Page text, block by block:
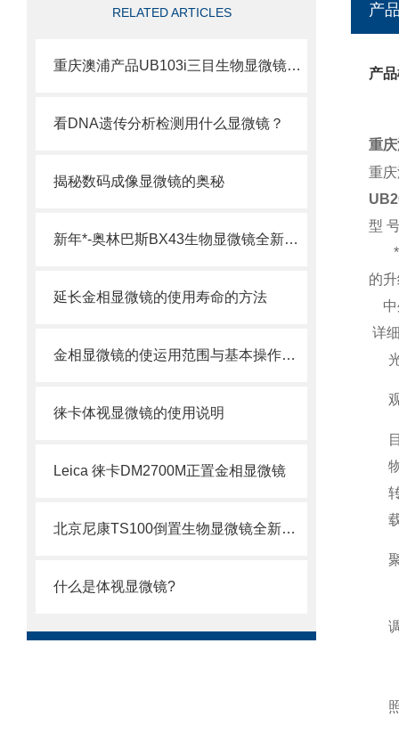
RELATED ARTICLES
重庆澳浦产品UB103i三目生物显微镜澳浦UB103i显微镜
看DNA遗传分析检测用什么显微镜？
揭秘数码成像显微镜的奥秘
新年*-奥林巴斯BX43生物显微镜全新升级奥林巴斯BX43
延长金相显微镜的使用寿命的方法
金相显微镜的使运用范围与基本操作徕卡DM4M金相显微镜
徕卡体视显微镜的使用说明
Leica 徕卡DM2700M正置金相显微镜
北京尼康TS100倒置生物显微镜全新技术
什么是体视显微镜?
产
产
重
重
型
的
中
详